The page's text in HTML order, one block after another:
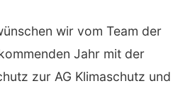
wir vom Team der
Jahr mit der
zur AG Klimaschutz und